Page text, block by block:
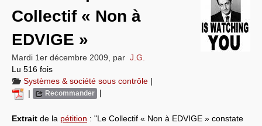
Un éléphant, ça trompe énormément !
Résistances
L’Empire américain
Systèmes & société sous contrôle
Collectif « Non à
EDVIGE »
Mardi 1er décembre 2009 par J.G.
Lu 516 fois
Systèmes & société sous contrôle |
|
Recommander |
Extrait de la pétition : "Le Collectif « Non à EDVIGE » constate